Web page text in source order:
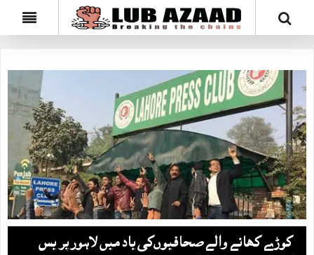
کوڑے کھانے والے صحافیوں‌کی یاد میں‌لاہور پریس